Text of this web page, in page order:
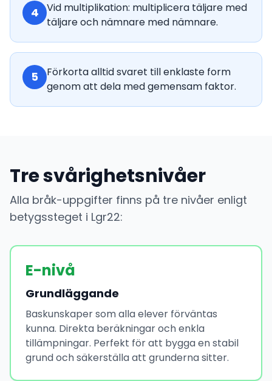
4
Vid multiplikation: multiplicera täljare med
täljare och nämnare med nämnare.
5
Förkorta alltid svaret till enklaste form
genom att dela med gemensam faktor.
Tre svårighetsnivåer
Alla bråk-uppgifter finns på tre nivåer enligt
betygssteget i Lgr22:
E-nivå
Grundläggande
Baskunskaper som alla elever förväntas
kunna. Direkta beräkningar och enkla
tillämpningar. Perfekt för att bygga en stabil
grund och säkerställa att grunderna sitter.